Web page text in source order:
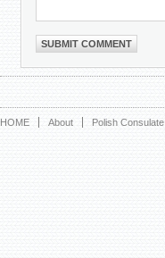
HOME About Polish Consulate